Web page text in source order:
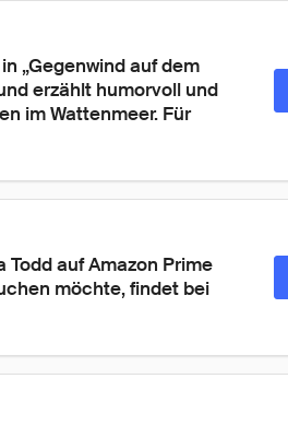
„Gegenwind auf dem
erzählt humorvoll und
im Wattenmeer. Für
Todd auf Amazon Prime
möchte, findet bei